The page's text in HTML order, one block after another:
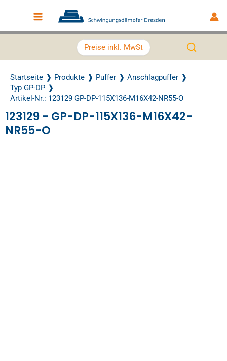
Main Menu
Preise inkl. MwSt
Startseite Produkte Puffer
Anschlagpuffer
Typ GP-DP
Artikel-Nr.: 123129 GP-DP-115X136-M16X42-NR55-O
123129 - GP-DP-115X136-M16X42-
NR55-O